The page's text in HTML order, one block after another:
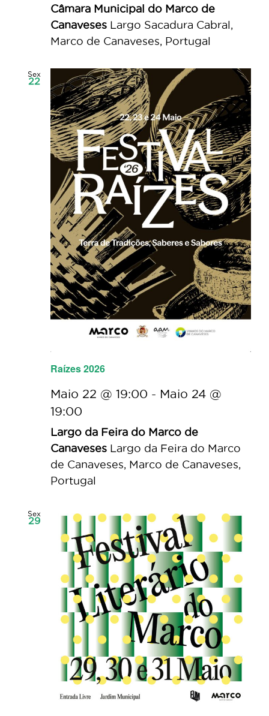
Câmara Municipal do Marco de
Canaveses Largo Sacadura Cabral,
Marco de Canaveses, Portugal
Sex
22
Raízes 2026
Maio 22 @ 19:00 - Maio 24 @
19:00
Largo da Feira do Marco de
Canaveses Largo da Feira do Marco
de Canaveses, Marco de Canaveses,
Portugal
Sex
29